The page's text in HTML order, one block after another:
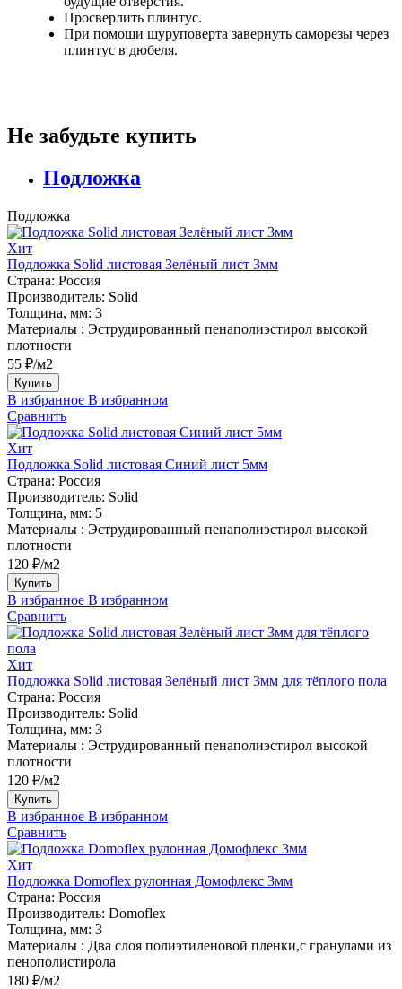
Просверлить плинтус.
При помощи шуруповерта завернуть саморезы через
плинтус в дюбеля.
Не забудьте купить
Подложка
Подложка
Хит
Подложка Solid листовая Зелёный лист 3мм
Страна: Россия
Производитель: Solid
Толщина, мм: 3
Материалы : Эструдированный пенаполиэстирол высокой
плотности
55 ₽/м2
Купить
В избранное В избранном
Сравнить
Хит
Подложка Solid листовая Синий лист 5мм
Страна: Россия
Производитель: Solid
Толщина, мм: 5
Материалы : Эструдированный пенаполиэстирол высокой
плотности
120 ₽/м2
Купить
В избранное В избранном
Сравнить
Хит
Подложка Solid листовая Зелёный лист 3мм для тёплого пола
Страна: Россия
Производитель: Solid
Толщина, мм: 3
Материалы : Эструдированный пенаполиэстирол высокой
плотности
120 ₽/м2
Купить
В избранное В избранном
Сравнить
Хит
Подложка Domoflex рулонная Домофлекс 3мм
Страна: Россия
Производитель: Domoflex
Толщина, мм: 3
Материалы : Два слоя полиэтиленовой пленки,с гранулами из
пенополистирола
180 ₽/м2